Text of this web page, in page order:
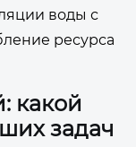
воды с
ресурса
какой
задач